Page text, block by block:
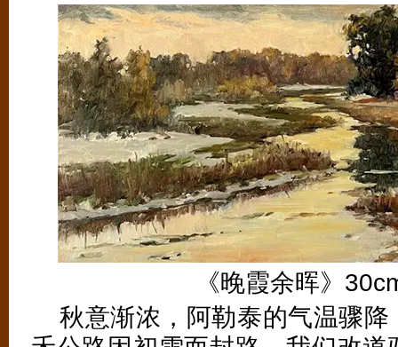
《晚霞余晖》
秋意渐浓，阿勒泰的气温骤